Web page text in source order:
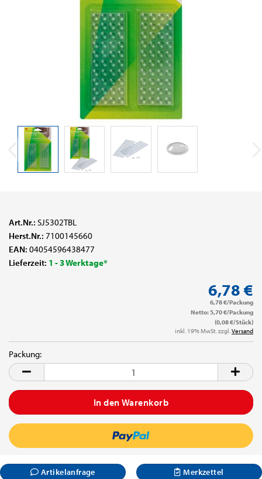
Art.Nr.: SJ5302TBL
Herst.Nr.: 7100145660
EAN: 04054596438477
Lieferzeit: 1 - 3 Werktage*
6,78 €
6,78 €/Packung
Netto: 5,70 €/Packung
(0,08 €/Stück)
inkl. 19% MwSt. zzgl.Versand
Packung:
Packung
Artikelanfrage
Merkzettel